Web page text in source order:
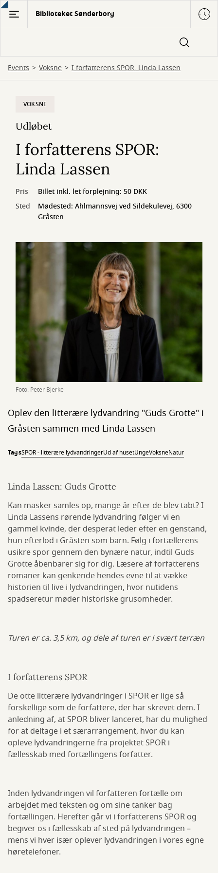
Gå
hovedindhold
Biblioteket Sønderborg
Events Voksne I forfatterens SPOR: Linda Lassen
Foto: Peter Bjerke
VOKSNE
Udløbet
I forfatterens SPOR:
Linda Lassen
Pris
Billet inkl. let forplejning: 50 DKK
Sted
Mødested: Ahlmannsvej ved Sildekulevej, 6300
Gråsten
Oplev den litterære lydvandring "Guds Grotte" i
Gråsten sammen med Linda Lassen
TagsSPOR - litterære lydvandringerUd af husetUngeVoksneNatur
Linda Lassen: Guds Grotte
Kan masker samles op, mange år efter de blev tabt? I
Linda Lassens rørende lydvandring følger vi en
gammel kvinde, der desperat leder efter en genstand,
hun efterlod i Gråsten som barn. Følg i fortællerens
usikre spor gennem den bynære natur, indtil Guds
Grotte åbenbarer sig for dig. Læsere af forfatterens
romaner kan genkende hendes evne til at vække
historien til live i lydvandringen, hvor nutidens
spadseretur møder historiske grusomheder.
Turen er ca. 3,5 km, og dele af turen er i svært terræn
I forfatterens SPOR
De otte litterære lydvandringer i SPOR er lige så
forskellige som de forfattere, der har skrevet dem. I
anledning af, at SPOR bliver lanceret, har du mulighed
for at deltage i et særarrangement, hvor du kan
opleve lydvandringerne fra projektet SPOR i
fællesskab med fortællingens forfatter.
Inden lydvandringen vil forfatteren fortælle om
arbejdet med teksten og om sine tanker bag
fortællingen. Herefter går vi i forfatterens SPOR og
begiver os i fællesskab af sted på lydvandringen –
mens vi hver især oplever lydvandringen i vores egne
høretelefoner.